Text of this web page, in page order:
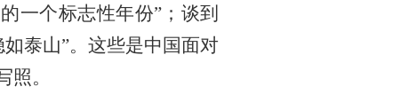
一个标志性年份”；谈到
泰山”。这些是中国面对
。